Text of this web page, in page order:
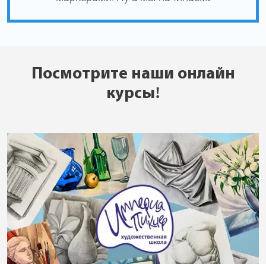
Посмотрите наши онлайн
курсы!